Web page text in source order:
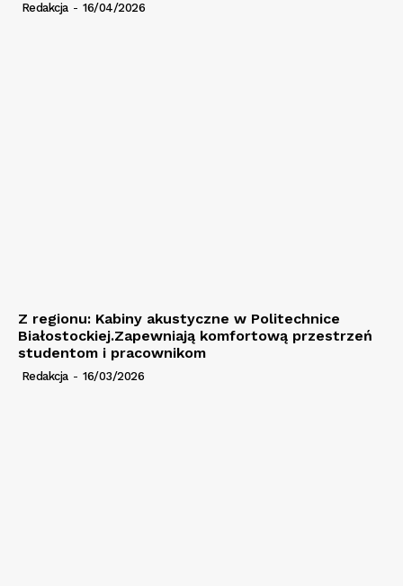
Redakcja - 16/04/2026
Z regionu: Kabiny akustyczne w Politechnice
Białostockiej.Zapewniają komfortową przestrzeń
studentom i pracownikom
Redakcja - 16/03/2026